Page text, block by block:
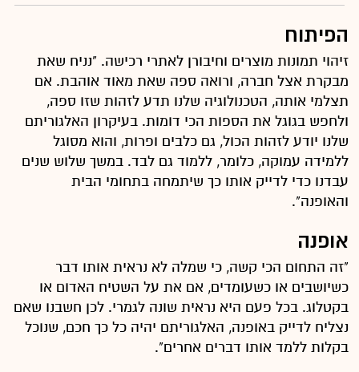
הפיתוח
זיהוי תמונות מוצרים וחיבורן לאתרי רכישה. "נניח שאת
מבקרת אצל חברה, ורואה ספה שאת מאוד אוהבת. אם
תצלמי אותה, הטכנולוגיה שלנו תדע לזהות שזו ספה,
ולחפש בגוגל את הספות הכי דומות. בעיקרון האלגוריתם
שלנו יודע לזהות הכול, גם כלבים ופרות, והוא מסוגל
ללמידה עמוקה, כלומר, ללמוד גם לבד. במשך שלוש שנים
עבדנו כדי לדייק אותו כך שיתמחה בתחומי הבית
והאופנה".
אופנה
"זה התחום הכי קשה, כי שמלה לא נראית אותו דבר
כשיושבים או כשעומדים, אם את על השטיח האדום או
בקטלוג. בכל פעם היא נראית שונה לגמרי. לכן חשבנו שאם
נצליח לדייק באופנה, האלגוריתם יהיה כל כך חכם, שנוכל
בקלות ללמד אותו דברים אחרים".